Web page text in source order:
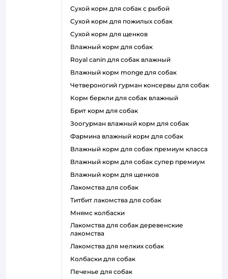
сухой корм для собак с рыбой
сухой корм для пожилых собак
сухой корм для щенков
влажный корм для собак
royal canin для собак влажный
влажный корм monge для собак
четвероногий гурман консервы для собак
корм беркли для собак влажный
брит корм для собак
зоогурман влажный корм для собак
фармина влажный корм для собак
влажный корм для собак премиум класса
влажный корм для собак супер премиум
влажный корм для щенков
лакомства для собак
титбит лакомства для собак
мнямс колбаски
лакомства для собак деревенские
лакомства
лакомства для мелких собак
колбаски для собак
печенье для собак